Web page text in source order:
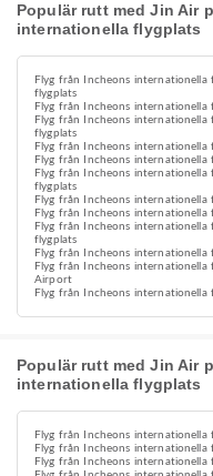
Populär rutt med Jin Air
internationella flygplats
Flyg från Incheons internationella
flygplats
Flyg från Incheons
Flyg från Incheons
flygplats
Flyg från Incheons internationella
Flyg från Incheons internationella
Flyg från Incheons
flygplats
Flyg från Incheons
Flyg från Incheons
Flyg från Incheons
flygplats
Flyg från Incheons
Flyg från Incheons
Airport
Flyg från Incheons
Populär rutt med Jin Air
internationella flygplats
Flyg från Incheons internationella
Flyg från Incheons internationella
Flyg från Incheons internationella